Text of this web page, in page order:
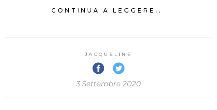
CONTINUA A LEGGERE...
JACQUELINE
3 Settembre 2020